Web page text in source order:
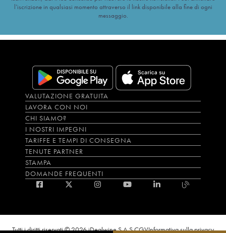
l’iscrizione in qualsiasi momento attraverso il link disponibile alla fine di ogni
messaggio.
VALUTAZIONE GRATUITA
LAVORA CON NOI
CHI SIAMO?
I NOSTRI IMPEGNI
TARIFFE E TEMPI DI CONSEGNA
TENUTE PARTNER
STAMPA
DOMANDE FREQUENTI
Tutti i diritti riservati © 2026 iDealwine S.A.S.CGVInformativa sulla privacy